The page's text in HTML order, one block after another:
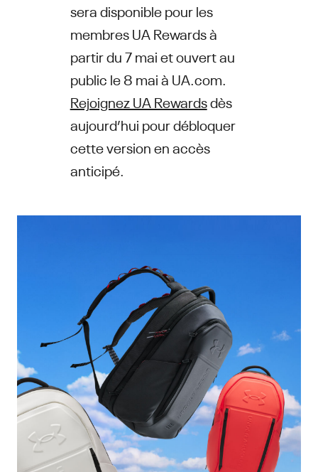
sera disponible pour les
membres UA Rewards à
partir du 7 mai et ouvert au
public le 8 mai à UA.com.
Rejoignez UA Rewardsdès
aujourd’hui pour débloquer
cette version en accès
anticipé.